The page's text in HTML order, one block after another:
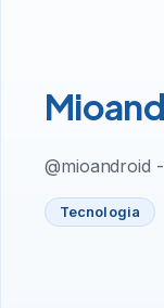
@mioandroid
Tecnologia